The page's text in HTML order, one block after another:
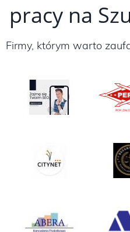
pracy na
Firmy, którym warto